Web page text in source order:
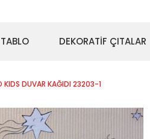
DEKORATİF ÇITALAR
KIDS DUVAR KAĞIDI 23203-1